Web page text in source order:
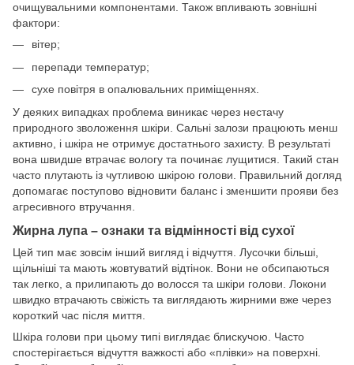
очищувальними компонентами. Також впливають зовнішні
фактори:
вітер;
перепади температур;
сухе повітря в опалювальних приміщеннях.
У деяких випадках проблема виникає через нестачу
природного зволоження шкіри. Сальні залози працюють менш
активно, і шкіра не отримує достатнього захисту. В результаті
вона швидше втрачає вологу та починає лущитися. Такий стан
часто плутають із чутливою шкірою голови. Правильний догляд
допомагає поступово відновити баланс і зменшити прояви без
агресивного втручання.
Жирна лупа – ознаки та відмінності від сухої
Цей тип має зовсім інший вигляд і відчуття. Лусочки більші,
щільніші та мають жовтуватий відтінок. Вони не обсипаються
так легко, а прилипають до волосся та шкіри голови. Локони
швидко втрачають свіжість та виглядають жирними вже через
короткий час після миття.
Шкіра голови при цьому типі виглядає блискучою. Часто
спостерігається відчуття важкості або «плівки» на поверхні.